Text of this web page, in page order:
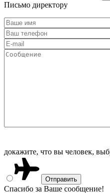
Письмо директору
докажите, что вы человек,
Спасибо за Ваше сообщение!